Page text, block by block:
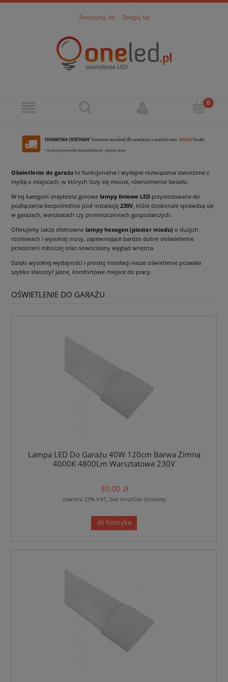
Zarejestruj się Zaloguj się
Oświetlenie do garażu to funkcjonalne i wydajne rozwiązania stworzone z
myślą o miejscach, w których liczy się mocne, równomierne światło.
W tej kategorii znajdziesz gotowe lampy liniowe LED przystosowane do
podłączenia bezpośrednio pod instalację 230V, które doskonale sprawdzą się
w garażach, warsztatach czy pomieszczeniach gospodarczych.
Oferujemy także efektowne lampy hexagon (plaster miodu) o dużych
rozmiarach i wysokiej mocy, zapewniające bardzo dobre doświetlenie
przestrzeni roboczej oraz nowoczesny wygląd wnętrza.
Dzięki wysokiej wydajności i prostej instalacji nasze oświetlenie pozwala
szybko stworzyć jasne, komfortowe miejsce do pracy.
OŚWIETLENIE DO GARAŻU
Lampa LED Do Garażu 40W 120cm Barwa Zimna
4000K 4800Lm Warsztatowa 230V
30,00 zł
zawiera 23% VAT, bez kosztów dostawy
do koszyka